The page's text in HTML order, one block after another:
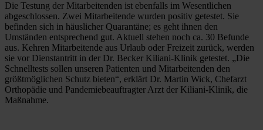
Die Testung der Mitarbeitenden ist ebenfalls im Wesentlichen
abgeschlossen. Zwei Mitarbeitende wurden positiv getestet. Sie
befinden sich in häuslicher Quarantäne; es geht ihnen den
Umständen entsprechend gut. Aktuell stehen noch ca. 30 Befunde
aus. Kehren Mitarbeitende aus Urlaub oder Freizeit zurück, werden
sie vor Dienstantritt in der Dr. Becker Kiliani-Klinik getestet. „Die
Schnelltests sollen unseren Patienten und Mitarbeitenden den
größtmöglichen Schutz bieten“, erklärt Dr. Martin Wick, Chefarzt
Orthopädie und Pandemiebeauftragter Arzt der Kiliani-Klinik, die
Maßnahme.